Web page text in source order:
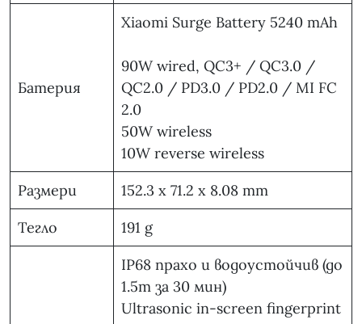
Батерия
Xiaomi Surge Battery 5240 mAh
90W wired, QC3+ / QC3.0 /
QC2.0 / PD3.0 / PD2.0 / MI FC
2.0
50W wireless
10W reverse wireless
Размери
152.3 x 71.2 x 8.08 mm
Тегло
191 g
IP68 прахо и водоустойчив (до
1.5m за 30 мин)
Ultrasonic in-screen fingerprint